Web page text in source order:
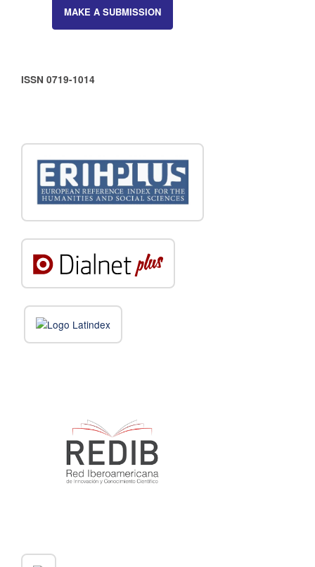
MAKE A SUBMISSION
ISSN 0719-1014